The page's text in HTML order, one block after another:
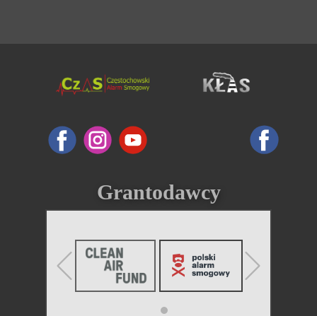
Grantodawcy
Previous